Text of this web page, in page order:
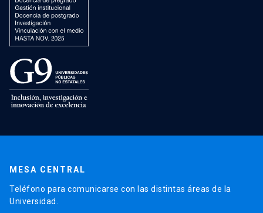
MESA CENTRAL
Teléfono para comunicarse con las distintas áreas de la
Universidad.